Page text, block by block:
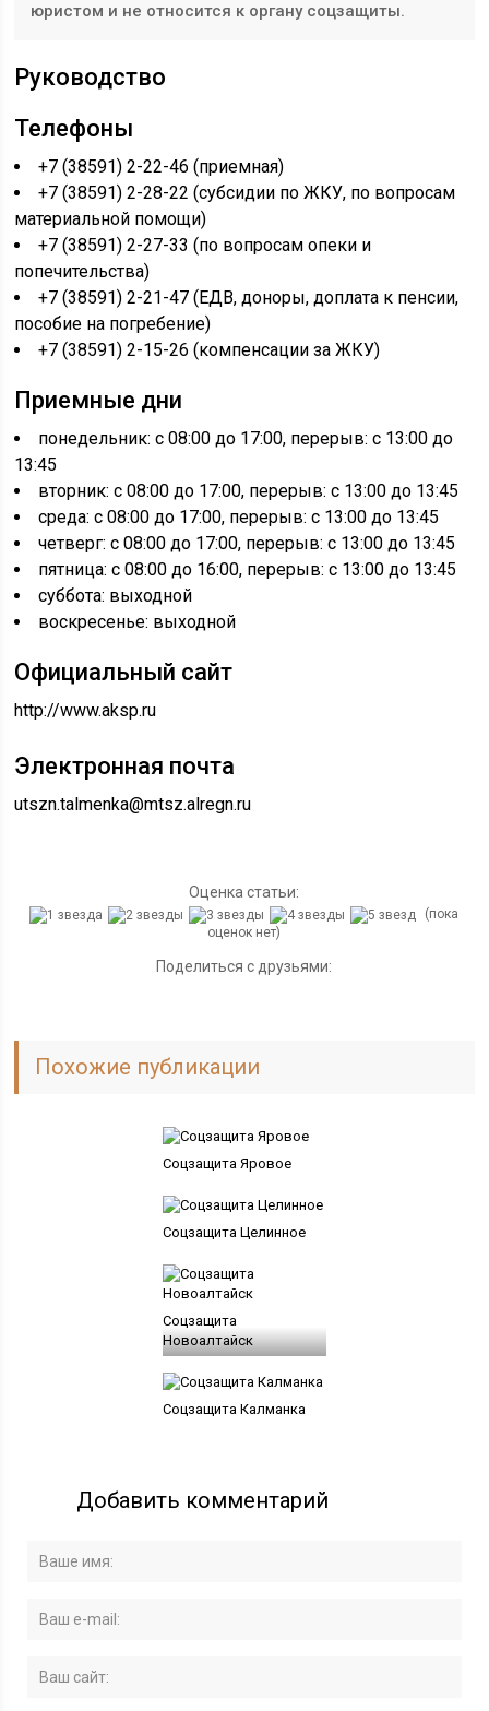
юристом и не относится к органу соцзащиты.
Руководство
Телефоны
+7 (38591) 2-22-46 (приемная)
+7 (38591) 2-28-22 (субсидии по ЖКУ, по вопросам
материальной помощи)
+7 (38591) 2-27-33 (по вопросам опеки и
попечительства)
+7 (38591) 2-21-47 (ЕДВ, доноры, доплата к пенсии,
пособие на погребение)
+7 (38591) 2-15-26 (компенсации за ЖКУ)
Приемные дни
понедельник: с 08:00 до 17:00, перерыв: с 13:00 до
13:45
вторник: с 08:00 до 17:00, перерыв: с 13:00 до 13:45
среда: с 08:00 до 17:00, перерыв: с 13:00 до 13:45
четверг: с 08:00 до 17:00, перерыв: с 13:00 до 13:45
пятница: с 08:00 до 16:00, перерыв: с 13:00 до 13:45
суббота: выходной
воскресенье: выходной
Официальный сайт
http://www.aksp.ru
Электронная почта
utszn.talmenka@mtsz.alregn.ru
Оценка статьи:
(пока
оценок нет)
Поделиться с друзьями:
Похожие публикации
Соцзащита Яровое
Соцзащита Целинное
Соцзащита
Новоалтайск
Соцзащита Калманка
Добавить комментарий